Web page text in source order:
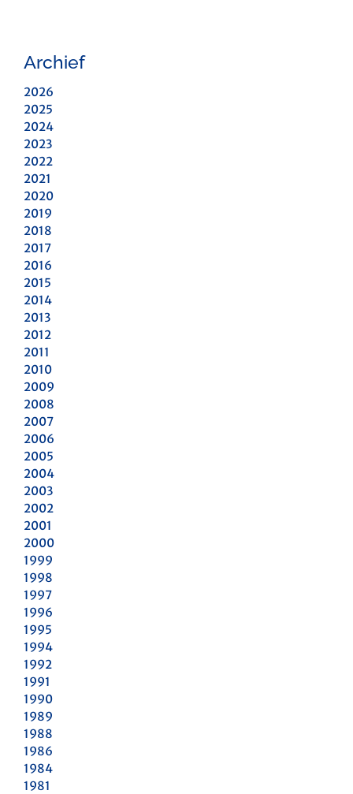
Archief
2026
2025
2024
2023
2022
2021
2020
2019
2018
2017
2016
2015
2014
2013
2012
2011
2010
2009
2008
2007
2006
2005
2004
2003
2002
2001
2000
1999
1998
1997
1996
1995
1994
1992
1991
1990
1989
1988
1986
1984
1981